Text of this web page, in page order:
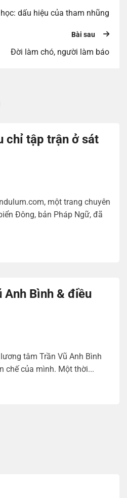
dấu hiệu của tham nhũng
Bài sau
Đời làm chó, người làm báo
chỉ tập trận ở sát
một trang chuyên
Đông, bản Pháp Ngữ, đã
Anh Bình & điều
tâm Trần Vũ Anh Bình
chế của mình. Một thời...